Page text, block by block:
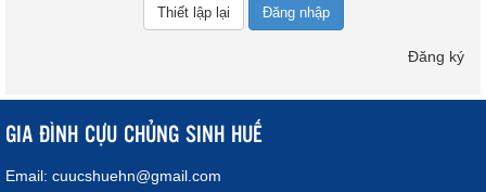
Đăng nhập
Đăng ký
GIA ĐÌNH CỰU CHỦNG SINH HUẾ
Email: cuucshuehn@gmail.com